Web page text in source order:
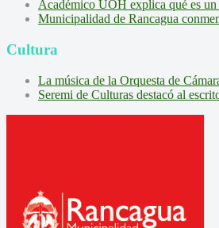
Académico UOH explica qué es un
Municipalidad de Rancagua
Cultura
La música de la Orquesta de
Seremi de Culturas destacó al